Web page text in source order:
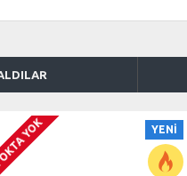
YENI
YOK